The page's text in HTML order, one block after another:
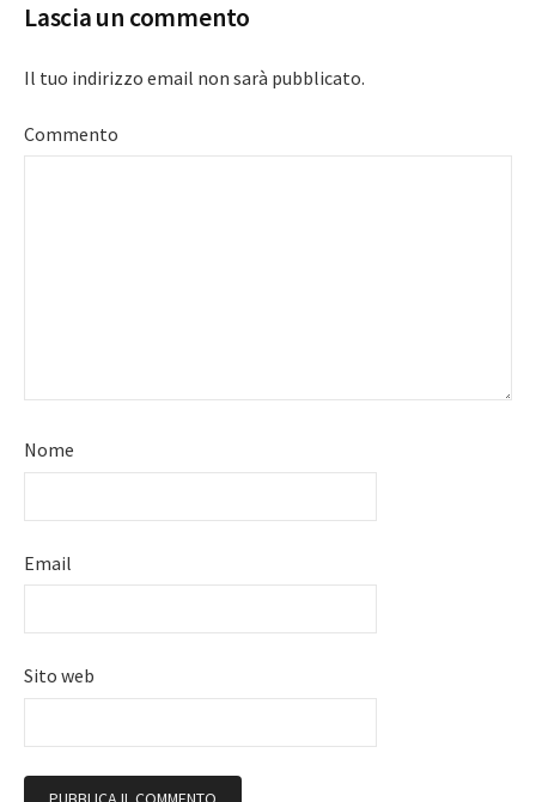
Lascia un commento
Il tuo indirizzo email non sarà pubblicato.
Commento
Nome
Email
Sito web